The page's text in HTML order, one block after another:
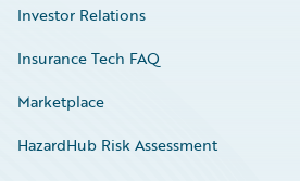
Investor Relations
Insurance Tech FAQ
Marketplace
HazardHub Risk Assessment